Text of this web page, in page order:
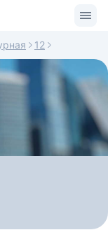
12